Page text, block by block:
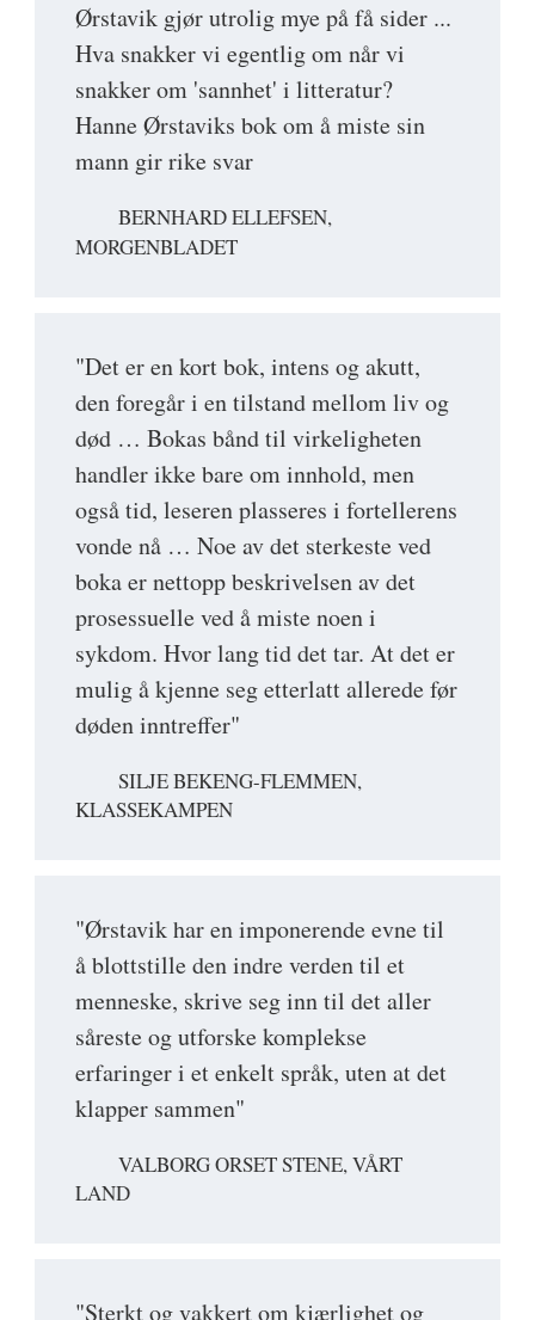
Ørstavik gjør utrolig mye på få sider ...
Hva snakker vi egentlig om når vi
snakker om 'sannhet' i litteratur?
Hanne Ørstaviks bok om å miste sin
mann gir rike svar
BERNHARD ELLEFSEN,
MORGENBLADET
"Det er en kort bok, intens og akutt,
den foregår i en tilstand mellom liv og
død … Bokas bånd til virkeligheten
handler ikke bare om innhold, men
også tid, leseren plasseres i fortellerens
vonde nå … Noe av det sterkeste ved
boka er nettopp beskrivelsen av det
prosessuelle ved å miste noen i
sykdom. Hvor lang tid det tar. At det er
mulig å kjenne seg etterlatt allerede før
døden inntreffer"
SILJE BEKENG-FLEMMEN,
KLASSEKAMPEN
"Ørstavik har en imponerende evne til
å blottstille den indre verden til et
menneske, skrive seg inn til det aller
såreste og utforske komplekse
erfaringer i et enkelt språk, uten at det
klapper sammen"
VALBORG ORSET STENE, VÅRT
LAND
"Sterkt og vakkert om kjærlighet og